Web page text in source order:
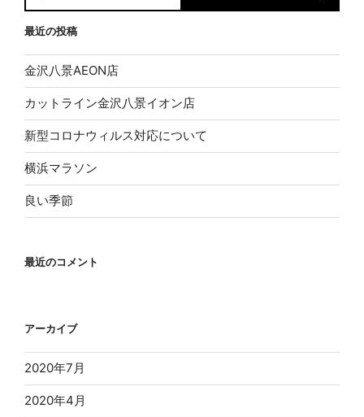
最近の投稿
金沢八景AEON店
カットライン金沢八景イオン店
新型コロナウィルス対応について
横浜マラソン
良い季節
最近のコメント
アーカイブ
2020年7月
2020年4月